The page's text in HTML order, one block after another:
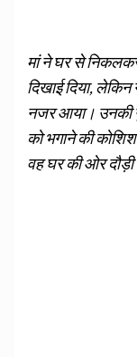
मां ने घर से
दिखाई दिया,
नजर आया। उनकी
को भगाने की
वह घर की ओर दौड़ी